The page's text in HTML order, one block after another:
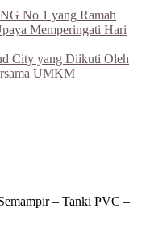
No 1 yang Ramah
Memperingati Hari
City yang Diikuti Oleh
UMKM
– Tanki PVC –